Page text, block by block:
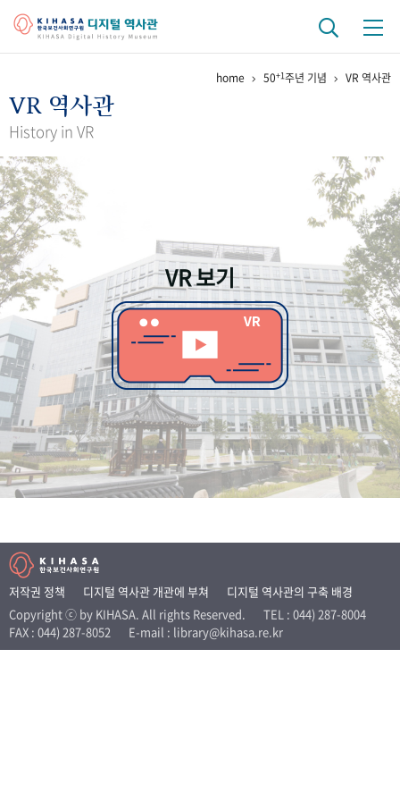
걸어온 길 기관 변천사
연구 역사
정책과 연구
간행물 변천사
기록물 아카이브
사진 아카이브 문서 기록물 행정박물 영상 기록물
50 주년 기념
성과 50선 숫자로 보는 50년 50 +1주년 광장
세계와 함께 한 KIHASA
VR 역사관
home 50+1주년 기념 VR 역사관
VR 역사관
History in VR
VR 보기
저작권 정책 디지털 역사관 개관에 부쳐
디지털 역사관의 구축 배경
Copyright ⓒ by KIHASA. All rights Reserved.
TEL : 044) 287-8004
FAX : 044) 287-8052
E-mail : library@kihasa.re.kr